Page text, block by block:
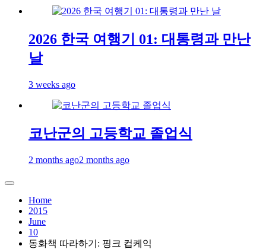
2026 한국 여행기 01: 대통령과 만난
날
3 weeks ago
코난군의 고등학교 졸업식
2 months ago2 months ago
Home
2015
June
10
동화책 따라하기: 핑크 컵케익